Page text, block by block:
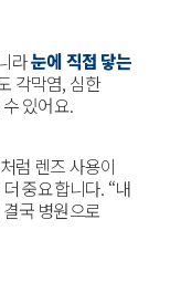
라눈에 직접 닿는
각막염, 심한
있어요.
럼 렌즈 사용이
중요합니다. “내
국 병원으로